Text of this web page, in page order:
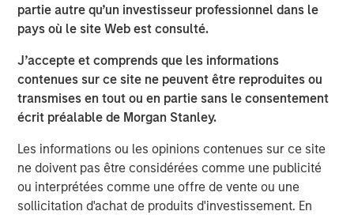
partie autre qu’un investisseur professionnel dans le
pays où le site Web est consulté.
J’accepte et comprends que les informations
contenues sur ce site ne peuvent être reproduites ou
transmises en tout ou en partie sans le consentement
écrit préalable de Morgan Stanley.
Les informations ou les opinions contenues sur ce site
ne doivent pas être considérées comme une publicité
ou interprétées comme une offre de vente ou une
sollicitation d'achat de produits d'investissement. En
announcement is an important strategic milestone along
this path.”
“With high levels of wealth creation, growing demand for
financial advice, and with the launch of a private pension
scheme, we see long-term opportunities in China’s asset
management industry,” added Mr Laroia.
Headquartered in Shenzhen, Morgan Stanley Huaxin
Funds became a joint venture in June 2008. The
company provides diversified investment management
services to retail and institutional clients through mutual